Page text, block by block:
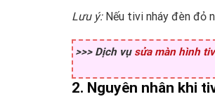
Lưu ý:Nếu tivi nháy đèn đỏ
>>> Dịch vụ sửa màn hình
2. Nguyên nhân khi